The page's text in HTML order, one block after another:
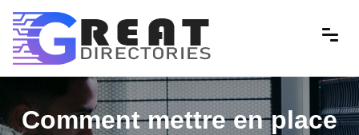
Comment mettre en place